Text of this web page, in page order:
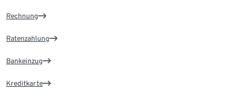
Rechnung
Ratenzahlung
Bankeinzug
Kreditkarte